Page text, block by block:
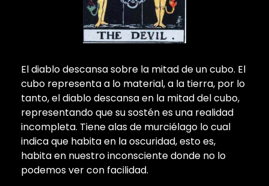
El diablo descansa sobre la mitad de un cubo. El
cubo representa a lo material, a la tierra, por lo
tanto, el diablo descansa en la mitad del cubo,
representando que su sostén es una realidad
incompleta. Tiene alas de murciélago lo cual
indica que habita en la oscuridad, esto es,
habita en nuestro inconsciente donde no lo
podemos ver con facilidad.